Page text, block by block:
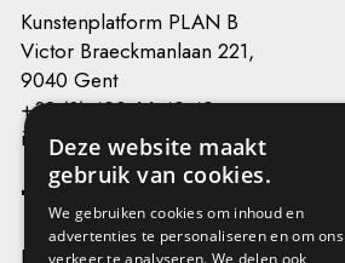
Kunstenplatform PLAN B
Victor Braeckmanlaan 221,
9040 Gent
+32 (0) 493 66 49 49
info@kunstenplatformplanb.be
Privacy
Deze website maakt
gebruik van cookies.
We gebruiken cookies om inhoud en
advertenties te personaliseren en om ons
verkeer te analyseren. We delen ook